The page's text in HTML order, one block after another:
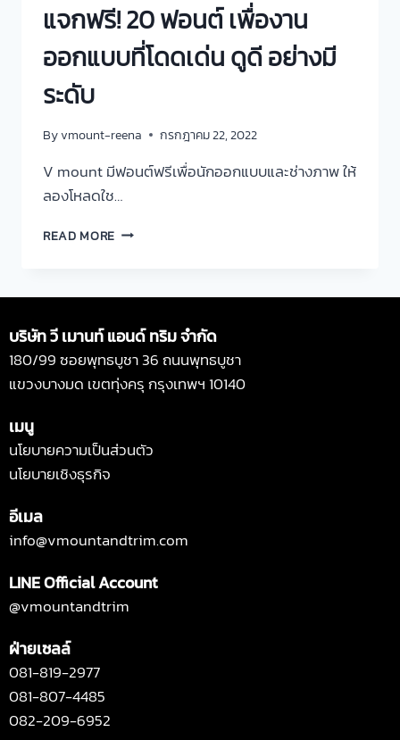
แจกฟรี! 20 ฟอนต์ เพื่องาน
ออกแบบที่โดดเด่น ดูดี อย่างมี
ระดับ
Byvmount-reena กรกฎาคม 22, 2022
V mount มีฟอนต์ฟรีเพื่อนักออกแบบและช่างภาพ ให้
ลองโหลดใช…
READ MORE
บริษัท วี เมานท์ แอนด์ ทริม จำกัด
180/99 ซอยพุทธบูชา 36 ถนนพุทธบูชา
แขวงบางมด เขตทุ่งครุ กรุงเทพฯ 10140
เมนู
นโยบายความเป็นส่วนตัว
นโยบายเชิงธุรกิจ
อีเมล
info@vmountandtrim.com
LINE Official Account
@vmountandtrim
ฝ่ายเซลล์
081-819-2977
081-807-4485
082-209-6952